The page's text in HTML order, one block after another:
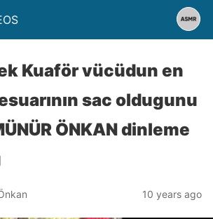
Kuaför vücüdun en
sac oldugunu
ÖNKAN dinleme
10 years ago